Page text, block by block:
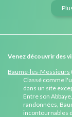
Venez découvrir des
Baume-les-Messieurs
Classé comme
dans un site
Entre son
randonnées,
incontournables